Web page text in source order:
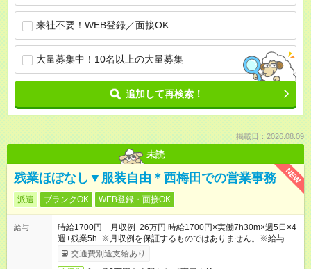
来社不要！WEB登録／面接OK
大量募集中！10名以上の大量募集
追加して再検索！
掲載日：2026.08.09
未読
NEW
残業ほぼなし▼服装自由＊西梅田での営業事務
派遣 ブランクOK WEB登録・面接OK
給与
時給1700円 月収例 26万円 時給1700円×実働7h30m×週5日×4
週+残業5h ※月収例を保証するものではありません。※給与即受
取りサービス利用可（利用条件有）
交通費別途支給あり